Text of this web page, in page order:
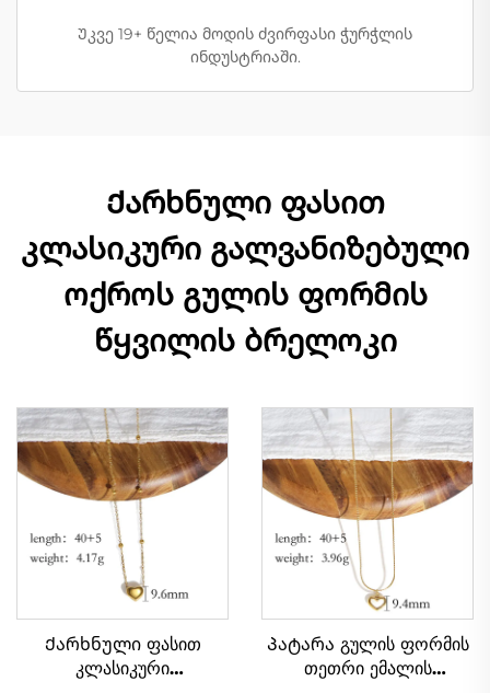
Უკვე 19+ წელია მოდის ძვირფასი ჭურჭლის
ინდუსტრიაში.
Ქარხნული ფასით
კლასიკური გალვანიზებული
ოქროს გულის ფორმის
წყვილის ბრელოკი
Ქარხნული ფასით
კლასიკური
Პატარა გულის ფორმის
თეთრი ემალის